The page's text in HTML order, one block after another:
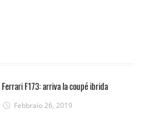
Ferrari F173: arriva la coupé ibrida
Febbraio 26, 2019